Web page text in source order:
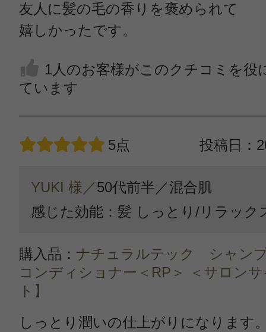
友人に髪の毛の香りを褒められて
嬉しかったです。
1人のお客様がこのクチコミを役
ています
5点 投稿日：
YUKI 様／50代前半／混合肌
感じた効能：髪 しっとり/リラック
購入品： ナチュラルテック シャン
コンディショナー＜RP＞ ＜サロン
ト】
しっとり潤いの仕上がりになります